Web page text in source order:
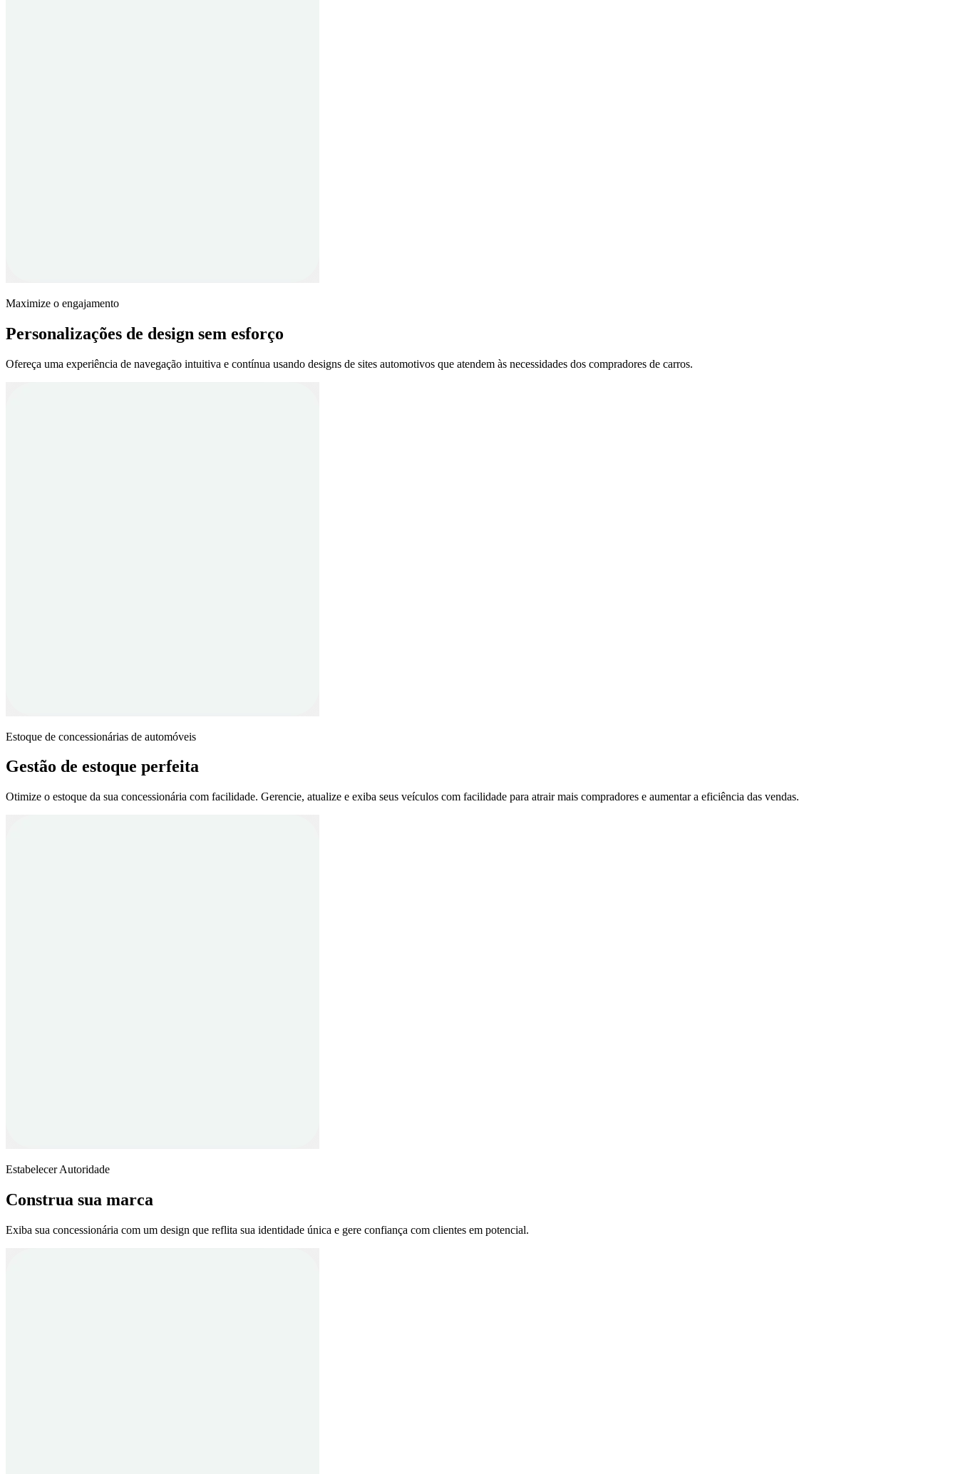
Maximize o engajamento
Personalizações de design sem esforço
Ofereça uma experiência de navegação intuitiva e contínua usando designs de sites automotivos que atendem às necessidades dos compradores de carros.
Estoque de concessionárias de automóveis
Gestão de estoque perfeita
Otimize o estoque da sua concessionária com facilidade. Gerencie, atualize e exiba seus veículos com facilidade para atrair mais compradores e aumentar a eficiência das vendas.
Estabelecer Autoridade
Construa sua marca
Exiba sua concessionária com um design que reflita sua identidade única e gere confiança com clientes em potencial.